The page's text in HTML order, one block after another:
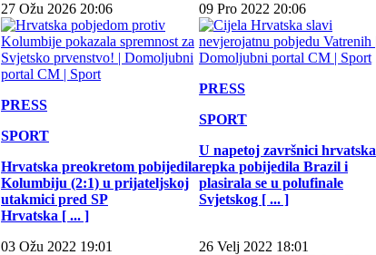
27 Ožu 2026 20:06
PRESS
SPORT
Hrvatska preokretom pobijedila
Kolumbiju (2:1) u prijateljskoj
utakmici pred SP
Hrvatska [ ... ]
09 Pro 2022 20:06
PRESS
SPORT
U napetoj završnici hrvatska
repka pobijedila Brazil i
plasirala se u polufinale
Svjetskog [ ... ]
03 Ožu 2022 19:01 26 Velj 2022 18:01